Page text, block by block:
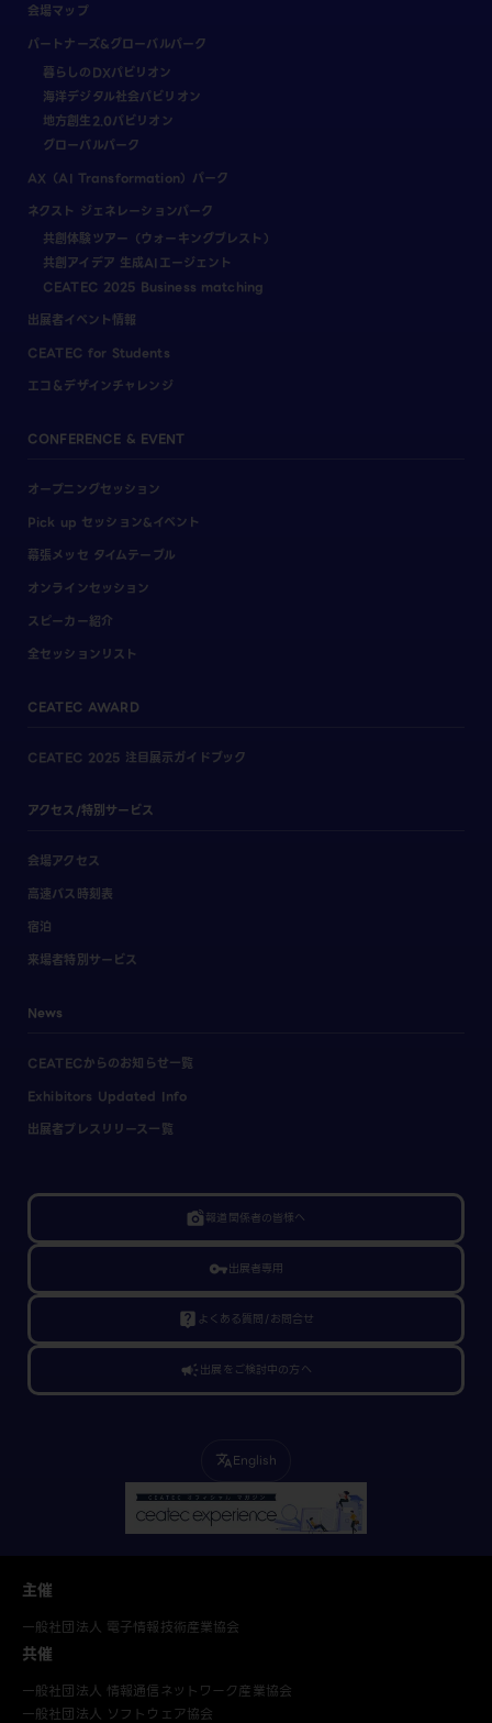
会場マップ
パートナーズ&グローバルパーク
暮らしのDXパビリオン
海洋デジタル社会パビリオン
地方創生2.0パビリオン
グローバルパーク
AX（AI Transformation）パーク
ネクスト ジェネレーションパーク
共創体験ツアー（ウォーキングブレスト）
共創アイデア 生成AIエージェント
CEATEC 2025 Business matching
出展者イベント情報
CEATEC for Students
エコ＆デザインチャレンジ
CONFERENCE & EVENT
オープニングセッション
Pick up セッション&イベント
幕張メッセ タイムテーブル
オンラインセッション
スピーカー紹介
全セッションリスト
CEATEC AWARD
CEATEC 2025 注目展示ガイドブック
アクセス/特別サービス
会場アクセス
高速バス時刻表
宿泊
来場者特別サービス
News
CEATECからのお知らせ一覧
Exhibitors Updated Info
出展者プレスリリース一覧
linked_camera報道関係者の皆様へ
vpn_key出展者専用
live_help よくある質問/お問合せ
campaign出展をご検討中の方へ
translateEnglish
主催
一般社団法人 電子情報技術産業協会
共催
一般社団法人 情報通信ネットワーク産業協会
一般社団法人 ソフトウェア協会